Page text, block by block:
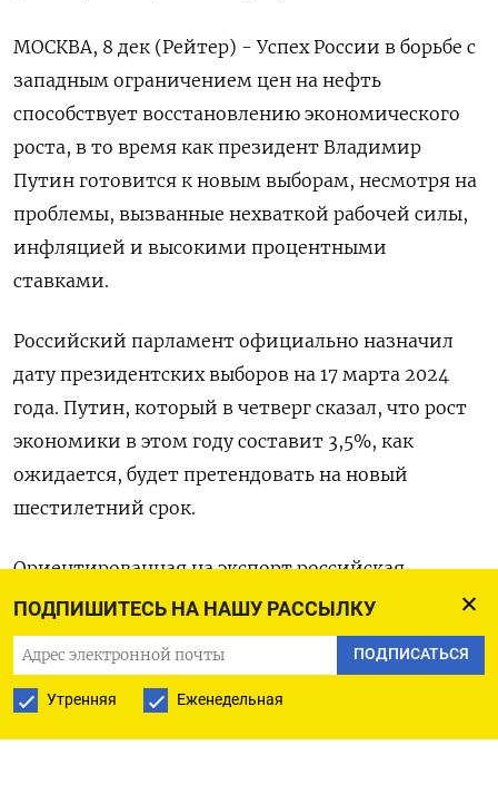
ПОДПИШИТЕСЬ НА НАШУ РАССЫЛКУ
ПОДПИСАТЬСЯ
Утренняя Еженедельная
МОСКВА, 8 дек (Рейтер) - Успех России в борьбе с
западным ограничением цен на нефть
способствует восстановлению экономического
роста, в то время как президент Владимир
Путин готовится к новым выборам, несмотря на
проблемы, вызванные нехваткой рабочей силы,
инфляцией и высокими процентными
ставками.
Российский парламент официально назначил
дату президентских выборов на 17 марта 2024
года. Путин, который в четверг сказал, что рост
экономики в этом году составит 3,5%, как
ожидается, будет претендовать на новый
шестилетний срок.
Ориентированная на экспорт российская
экономика объемом $2,2 триллиона справилась
с волной санкций лучше, чем предполагали
Москва и Запад, когда противники
«специальной военной операции» РФ в Украине
в феврале 2022 года стремились наказать и